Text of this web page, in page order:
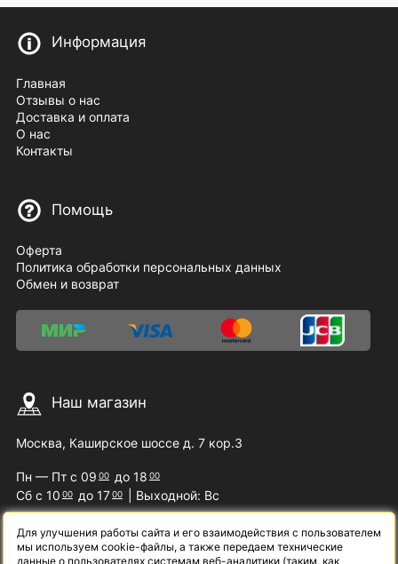
Информация
Главная
Отзывы о нас
Доставка и оплата
О нас
Контакты
Помощь
Оферта
Политика обработки персональных данных
Обмен и возврат
Наш магазин
Москва, Каширское шоссе д. 7 кор.3
Пн — Пт с 09 00 до 18 00
Сб с 10 00 до 1700 | Выходной: Вс
Наши контакты
Для улучшения работы сайта и его взаимодействия с пользователем
мы используем cookie-файлы, а также передаем технические
данные о пользователях системам веб-аналитики (таким, как